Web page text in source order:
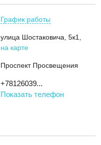
График работы
улица Шостаковича, 5к1
на карте
Проспект Просвещения
+78126039...
Показать телефон